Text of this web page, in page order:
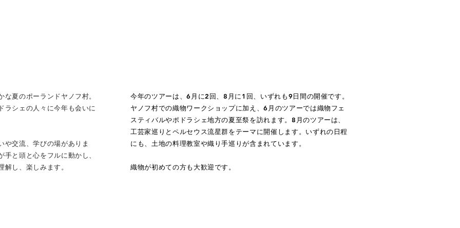
夏のポーランドヤノフ村。
ラシェの人々に今年も会いに
や交流、学びの場がありま
と頭と心をフルに動かし、
し、楽しみます。
今年のツアーは、6月に2回、8月に1回、いずれも9日間の開催です。
ヤノフ村での織物ワークショップに加え、6月のツアーでは織物フェ
スティバルやポドラシェ地方の夏至祭を訪れます。8月のツアーは、
工芸家巡りとペルセウス流星群をテーマに開催します。いずれの日程
にも、土地の料理教室や織り手巡りが含まれています。
織物が初めての方も大歓迎です。